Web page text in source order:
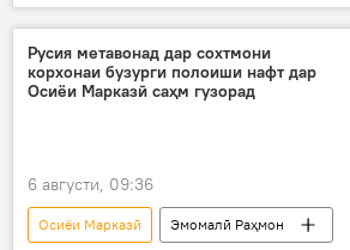
Гурҷистон
ҳамкорӣ
равобит
Иқтисод
тиҷорат
Русия метавонад дар сохтмони
корхонаи бузурги полоиши нафт дар
Осиёи Марказӣ саҳм гузорад
6 августи, 09:36
Осиёи Марказӣ
Эмомалӣ Раҳмон